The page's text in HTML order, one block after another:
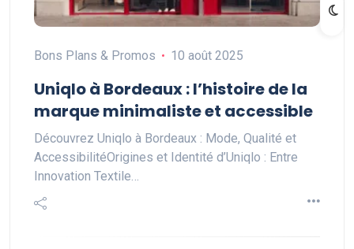
Bons Plans & Promos 10 août 2025
Uniqlo à Bordeaux : l’histoire de la
marque minimaliste et accessible
Découvrez Uniqlo à Bordeaux : Mode, Qualité et
AccessibilitéOrigines et Identité d’Uniqlo : Entre
Innovation Textile…